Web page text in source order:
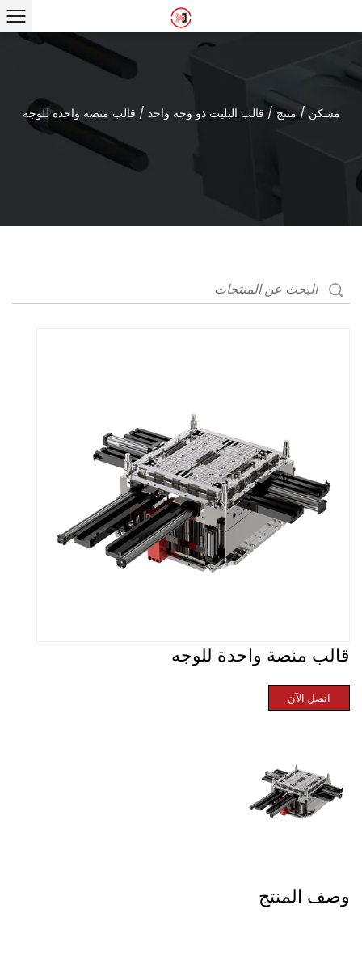
مسكن /منتج / قالب البليت ذو وجه واحد / قالب منصة واحدة للوجه
قالب منصة واحدة للوجه
اتصل الآن
وصف المنتج